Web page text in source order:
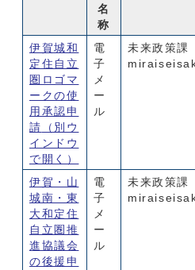
名
称
伊賀城和
定住自立
圏ロゴマ
ークの使
用承認申
請
（別ウ
インドウ
で開く）
電
子
メ
ー
ル
未来政策課
伊賀・山
城南・東
大和定住
自立圏推
進協議会
の後援申
電
子
メ
ー
ル
未来政策課